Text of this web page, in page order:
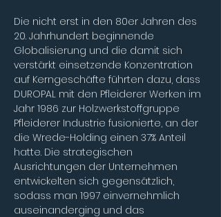
Die nicht erst in den 80er Jahren des
20. Jahrhundert beginnende
Globalisierung und die damit sich
verstärkt einsetzende Konzentration
auf Kerngeschäfte führten dazu, dass
DUROPAL mit den Pfleiderer Werken im
Jahr 1986 zur Holzwerkstoffgruppe
Pfleiderer Industrie fusionierte, an der
die Wrede-Holding einen 37% Anteil
hatte. Die strategischen
Ausrichtungen der Unternehmen
entwickelten sich gegensätzlich,
sodass man 1997 einvernehmlich
auseinanderging und das